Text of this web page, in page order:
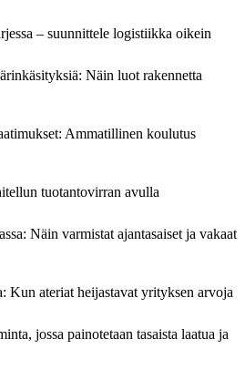
– suunnittele logistiikka oikein
Näin luot rakennetta
Ammatillinen koulutus
tuotantovirran avulla
Näin varmistat ajantasaiset ja vakaat
Kun ateriat heijastavat yrityksen arvoja
jossa painotetaan tasaista laatua ja